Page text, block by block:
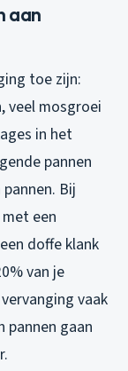
aan
toe zijn:
veel mosgroei
in het
pannen
Bij
een
doffe klank
van je
vaak
pannen gaan